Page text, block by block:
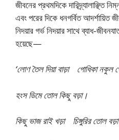
জীবনের প্রথমদিকে দারিদ্র্যালাঞ্ছিত
এবং পরের দিকে ধনগর্বিত আদর্শায়িত
নিদয়ার গর্ভ নিদয়ার সাথে ব্যাধ-
হয়েছে—
‘লোণ তৈল দিয়া বাড়া গোধিকা নকুল
হংস ডিমে তোল কিছু বড়া।
কিছু ভাজ রাই খড়া চিঙ্গুরির তোল বড়া